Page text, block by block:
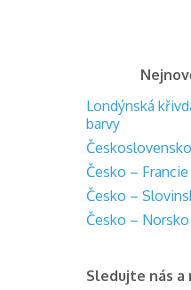
Londýnská
barvy
Česko – Francie
Česko –
Česko – Norsko
Sledujte nás